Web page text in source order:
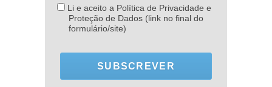
Li e aceito a Política de Privacidade e
Proteção de Dados (link no final do
formulário/site)
SUBSCREVER